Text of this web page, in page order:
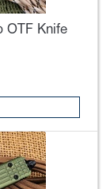
OTF Knife